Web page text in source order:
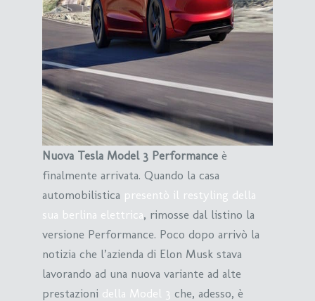
Nuova Tesla Model 3 Performance è
finalmente arrivata. Quando la casa
automobilistica presentò il restyling della
sua berlina elettrica, rimosse dal listino la
versione Performance. Poco dopo arrivò la
notizia che l’azienda di Elon Musk stava
lavorando ad una nuova variante ad alte
prestazioni della Model 3 che, adesso, è